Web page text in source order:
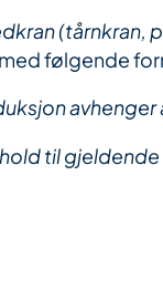
(tårnkran,
med følgende
avhenger
til gjeldende